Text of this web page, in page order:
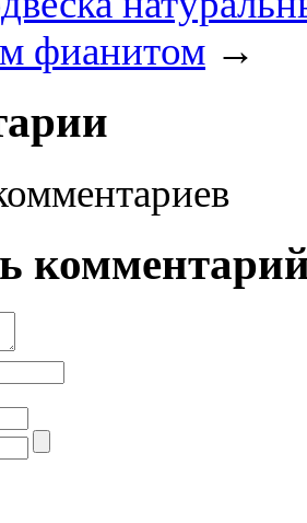
фианитом →